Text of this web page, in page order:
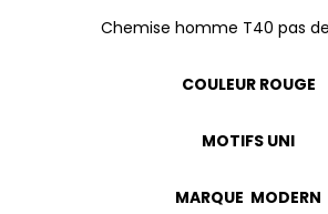
Chemise homme T40 pas
COULEUR ROUGE
MOTIFS UNI
MARQUE MODERN